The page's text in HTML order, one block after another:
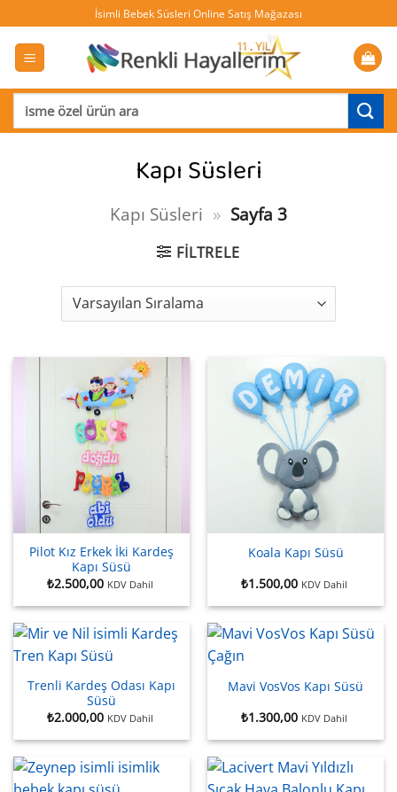
atla
İsimli Bebek Süsleri Online Satış Mağazası
Ara:
Kapı Süsleri
Kapı Süsleri » Sayfa 3
FILTRELE
Pilot Kız Erkek İki Kardeş
Kapı Süsü
₺2.500,00 KDV Dahil
Koala Kapı Süsü
₺1.500,00 KDV Dahil
Trenli Kardeş Odası Kapı
Süsü
₺2.000,00 KDV Dahil
Mavi VosVos Kapı Süsü
₺1.300,00 KDV Dahil